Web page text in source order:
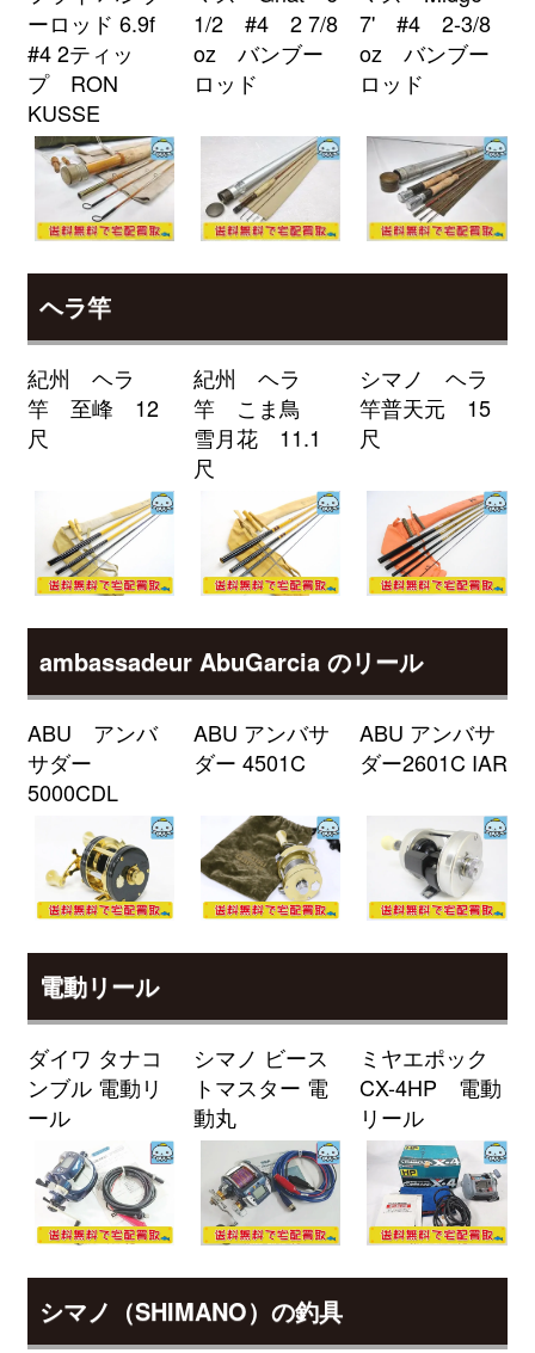
釣具買取クーポンturi20260404-
02 （2026/04/30迄）
2026/04/04
ローランス Elite-7Ti GPS魚探 未
使用
釣具買取クーポン
turi20260404-
（2026/04/30迄）
24,000円
ローランス HDS7 GEN2 TOUCH
魚探 未使用
釣具買取クーポンturi20260404-
04 （2026/04/30迄）
24,000円
2026/04/04
ローランス Elite-4X HDI 魚探 未
使用
釣具買取クーポンturi20260404-
05
（2026/04/30迄）
シマノ 電動リール 24 フォースマ
スター 2000 未使用
釣具買取クーポン
turi20260401
（2026/04/30迄）
34,500円
シマノ 電動リール 25 フォースマ
スター 300DH 未使用
釣具買取クーポンg-
turi20260402（2026/04/30迄）
33,000円
2026/04/04
シマノ 電動リール 23 フォースマ
スター 601DH 未使用
釣具買取クーポンg-
turi20260403
33,000円
2026/04/04
シマノ 電動リール 23 フォースマ
スター 601 未使用
釣具買取クーポン
g-
turi20260404（2026/04/30迄）
2026/04/04
スター 1000 未使用
釣具買取クーポン
turi20260405（2026/04/30迄）
ダイワ ロッド モアザン
89M/MH・J 未使用
釣具買取クーポンg-
turi20260401（2026/04/30迄）
27,500円
2026/04/04
ダイワ ロッド 22 モアザン ブラン
ジーノ EX AGS 93L/M-S 未使用
釣具買取クーポン
g-
turi20260402（2026/04/30迄）
25,000円
2026/04/04
ダイワ ロッド モアザン ブランジ
ーノ EX AGS 97ML/M 未使用
ーロッド 6.9f
#4 2ティッ
プ RON
KUSSE
1/2 #4 2 7/8
oz バンブー
ロッド
7' #4 2-3/8
oz バンブー
ロッド
ヘラ竿
紀州 ヘラ
竿 至峰 12
尺
紀州 ヘラ
竿 こま鳥
雪月花 11.1
尺
シマノ ヘラ
竿普天元 15
尺
ambassadeur AbuGarcia のリール
ABU アンバ
サダー
5000CDL
ABU アンバサ
ダー 4501C
ABU アンバサ
ダー2601C IAR
電動リール
ダイワ タナコ
ンブル 電動リ
ール
シマノ ビース
トマスター 電
動丸
ミヤエポック
CX-4HP 電動
リール
シマノ（SHIMANO）の釣具